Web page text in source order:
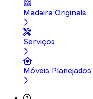
Madeira Originals
Serviços
Móveis Planejados